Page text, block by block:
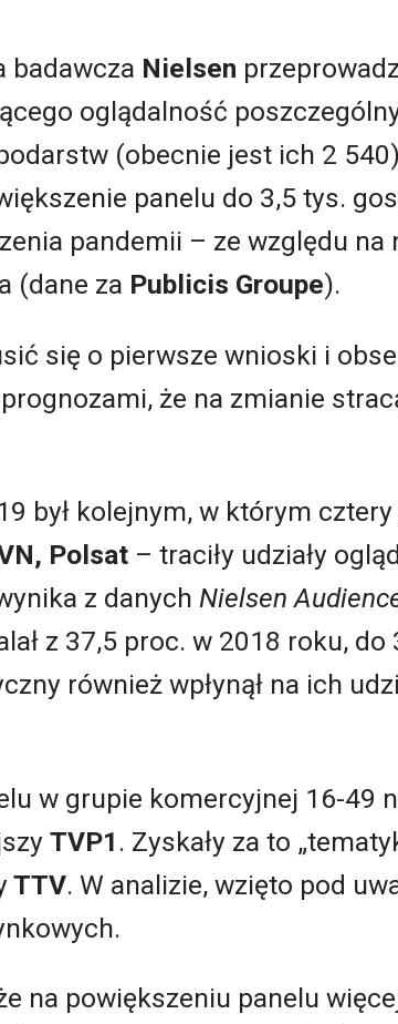
badawcza Nielsen
oglądalność
(obecnie jest ich 2
panelu do 3,5 tys.
pandemii – ze względu
(dane za Publicis Groupe).
się o pierwsze wnioski i
że na zmianie
był kolejnym, w którym cztery
Polsat – traciły udziały
z danych Nielsen
z 37,5 proc. w 2018 roku,
również wpłynął na ich
w grupie komercyjnej 16-49
TVP1 . Zyskały za to
TTV. W analizie, wzięto pod
na powiększeniu panelu